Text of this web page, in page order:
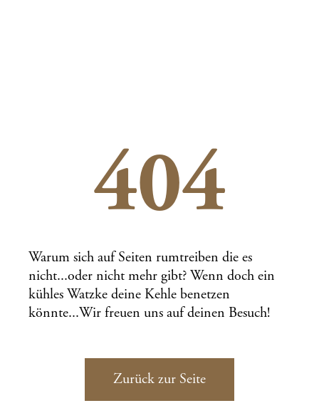
404
Warum sich auf Seiten rumtreiben die es
nicht...oder nicht mehr gibt? Wenn doch ein
kühles Watzke deine Kehle benetzen
könnte...Wir freuen uns auf deinen Besuch!
Zurück zur Seite